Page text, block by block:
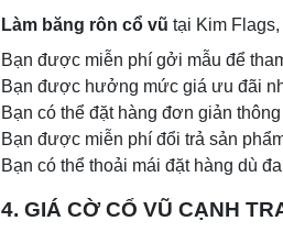
Làm băng rôn cổ vũ tại Kim
Bạn được miễn phí gởi mẫu để
Bạn được hưởng mức giá ưu đãi
Bạn có thể đặt hàng đơn giản
Bạn được miễn phí đổi trả sản
Bạn có thể thoải mái đặt hàng dù
4. GIÁ CỜ CỔ VŨ CẠNH